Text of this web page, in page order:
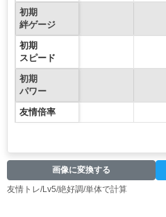
初期
絆ゲージ
初期
スピード
初期
パワー
友情倍率
画像に変換する
友情トレ/Lv5/絶好調/単体で計算